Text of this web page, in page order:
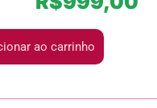
ao carrinho